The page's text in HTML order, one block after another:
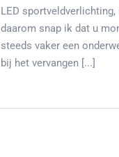
LED
daarom snap ik dat u
steeds vaker een
bij het vervangen [...]